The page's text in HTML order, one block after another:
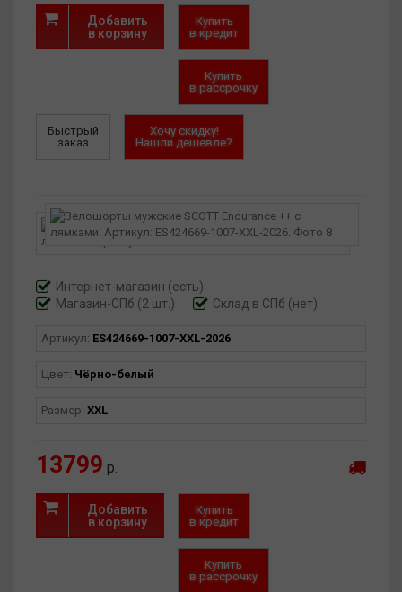
Добавить
в корзину
Купить
в кредит
Купить
в рассрочку
Быстрый
заказ
Хочу скидку!
Нашли дешевле?
Интернет-магазин (есть)
Магазин-СПб (2 шт.)
Склад в СПб (нет)
Артикул: ES424669-1007-XXL-2026
Цвет: Чёрно-белый
Размер: XXL
13799 р.
Добавить
в корзину
Купить
в кредит
Купить
в рассрочку